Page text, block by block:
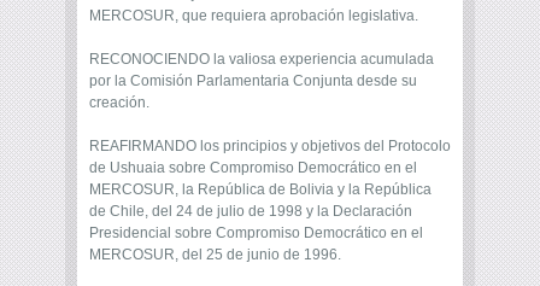
MERCOSUR, que requiera aprobación legislativa.
RECONOCIENDO la valiosa experiencia acumulada
por la Comisión Parlamentaria Conjunta desde su
creación.
REAFIRMANDO los principios y objetivos del Protocolo
de Ushuaia sobre Compromiso Democrático en el
MERCOSUR, la República de Bolivia y la República
de Chile, del 24 de julio de 1998 y la Declaración
Presidencial sobre Compromiso Democrático en el
MERCOSUR, del 25 de junio de 1996.